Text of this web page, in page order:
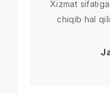
Xizmat
chiqib hal